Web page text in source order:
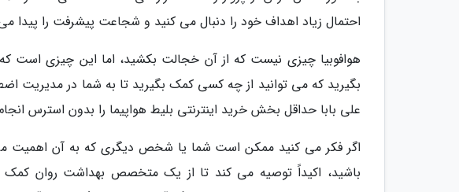
احتمال زیاد اهداف خود را دنبال می کنید و شجاعت پیشرفت را پیدا
هوافوبیا چیزی نیست که از آن خجالت بکشید، اما این چیزی است
بگیرید که می توانید از چه کسی کمک بگیرید تا به شما در مدیریت
علی بابا حداقل بخش خرید اینترنتی بلیط هواپیما را بدون استرس
اگر فکر می کنید ممکن است شما یا شخص دیگری که به آن اهمیت
باشید، اکیداً توصیه می کند تا از یک متخصص بهداشت روان